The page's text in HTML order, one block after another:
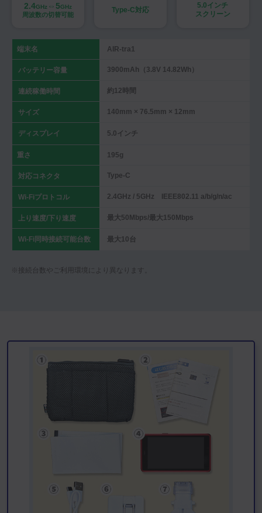
2.4GHz ⇔5GHz
周波数の切替可能
Type-C対応
5.0インチ
スクリーン
端末名 AIR-tra1
バッテリー容量 3900mAh（3.8V 14.82Wh）
連続稼働時間 約12時間
サイズ 140mm × 76.5mm × 12mm
ディスプレイ 5.0インチ
重さ 195g
対応コネクタ Type-C
Wi-Fiプロトコル 2.4GHz / 5GHz IEEE802.11 a/b/g/n/ac
上り速度/下り速度 最大50Mbps/最大150Mbps
Wi-Fi同時接続可能台数 最大10台
※接続台数やご利用環境により異なります。